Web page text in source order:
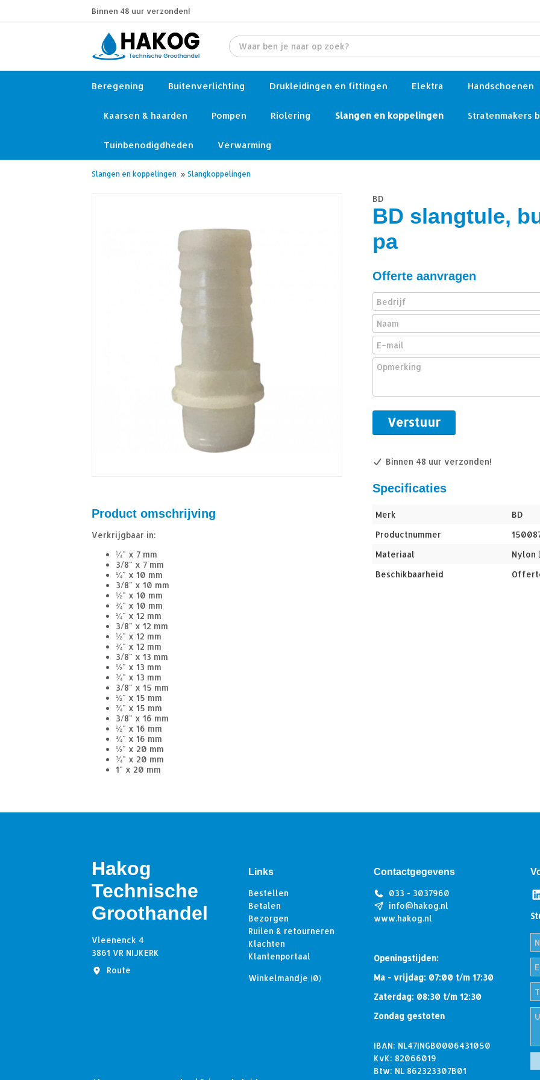
Binnen 48 uur verzonden!
Beregening Buitenverlichting Drukleidingen en fittingen Elektra Handschoenen
Kaarsen & haarden Pompen Riolering Slangen en koppelingen Stratenmakers
Tuinbenodigdheden Verwarming
Slangen en koppelingen » Slangkoppelingen
Product omschrijving
Verkrijgbaar in:
¼" x 7 mm
3/8" x 7 mm
¼" x 10 mm
3/8" x 10 mm
½" x 10 mm
¾" x 10 mm
¼" x 12 mm
3/8" x 12 mm
½" x 12 mm
¾" x 12 mm
3/8" x 13 mm
½" x 13 mm
¾" x 13 mm
3/8" x 15 mm
½" x 15 mm
¾" x 15 mm
3/8" x 16 mm
½" x 16 mm
¾" x 16 mm
½" x 20 mm
¾" x 20 mm
1" x 20 mm
BD
BD slangtule,
pa
Offerte aanvragen
Binnen 48 uur verzonden!
Specificaties
Merk
BD
Productnummer
Materiaal
Nylon
Beschikbaarheid
Hakog
Technische
Groothandel
Vleenenck 4
3861 VR NIJKERK
Route
Links
Bestellen
Betalen
Bezorgen
Ruilen & retourneren
Klachten
Klantenportaal
Winkelmandje (0)
Contactgegevens
033 - 3037960
info@hakog.nl
www.hakog.nl
Openingstijden:
Ma - vrijdag: 07:00 t/m 17:30
Zaterdag: 08:30 t/m 12:30
Zondag gestoten
IBAN: NL47INGB0006431050
KvK: 82066019
Btw: NL 862323307B01